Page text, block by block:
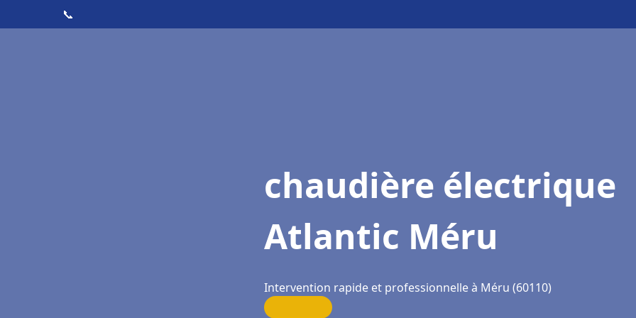
📞
chaudière électrique
Atlantic Méru
Intervention rapide et professionnelle à Méru (60110)